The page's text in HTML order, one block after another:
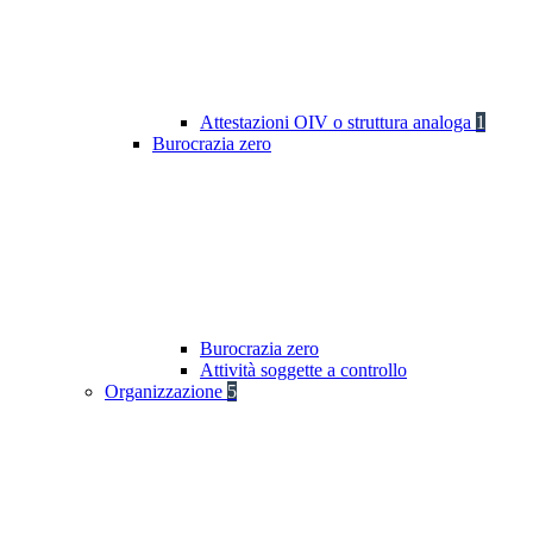
Attestazioni OIV o struttura analoga 1
Burocrazia zero
Burocrazia zero
Attività soggette a controllo
Organizzazione 5